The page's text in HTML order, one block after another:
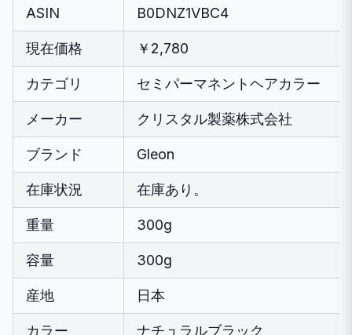
ASIN B0DNZ1VBC4
現在価格 ￥2,780
カテゴリ セミパーマネントヘアカラー
メーカー クリスタル製薬株式会社
ブランド Gleon
在庫状況 在庫あり。
重量 300g
容量 300g
産地 日本
カラー ナチュラルブラック